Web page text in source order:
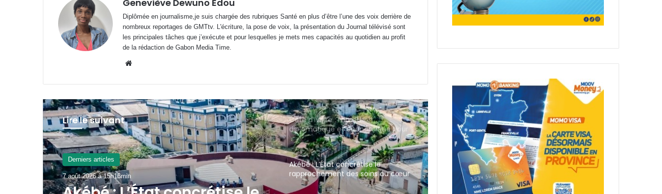
Geneviève Dewuno Edou
Diplômée en journalisme,je suis chargée des rubriques Santé en plus d’être l’une des voix derrière de
nombreux reportages de GMTtv. L'écriture, la pose de voix, la présentation du Journal télévisé sont
les principales tâches que j’exécute et pour lesquelles je mets mes capacités au quotidien au profit
de la rédaction de Gabon Media Time.
Lire le suivant
A La Une
7 août 2026 à 14h12min
Libreville : Axe PK7-Transfo Plein Ciel
en décrépitude avancée
diplomatique et économique pour
Akébé : L’État concrétise le
rapprochement des soins au cœur
du 3ᵉ arrondissement
Drapeau gabonais : l’État remet les
symboles de la République au cœur
des civismes